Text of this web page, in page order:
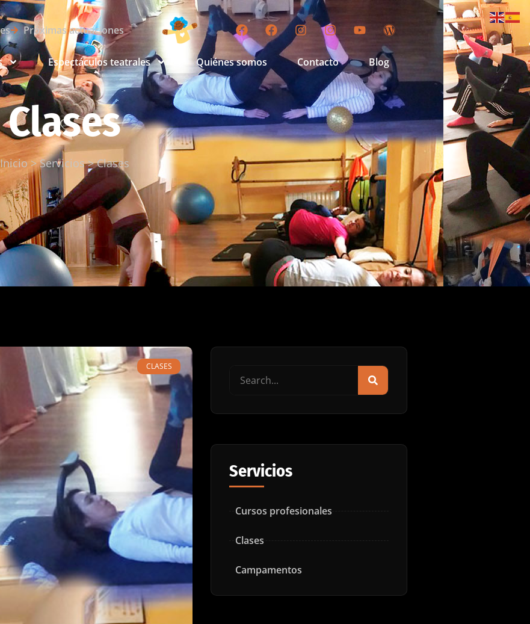
Próximas actuaciones
Espectáculos teatrales Quiénes somos Contacto Blog
Clases
Inicio >Servicios>Clases
CLASES
Servicios
Cursos profesionales
Clases
Campamentos